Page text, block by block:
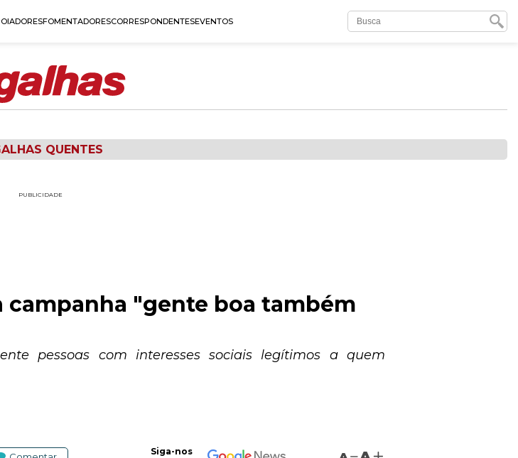
FOMENTADORESCORRESPONDENTESEVENTOS
QUENTES
PUBLICIDADE
campanha "gente boa também
pessoas com interesses sociais legítimos a quem
Siga-nos